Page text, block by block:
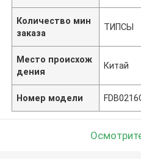
Количество мин
заказа
ТИПСЫ
Место происхож
дения
Китай
Номер модели